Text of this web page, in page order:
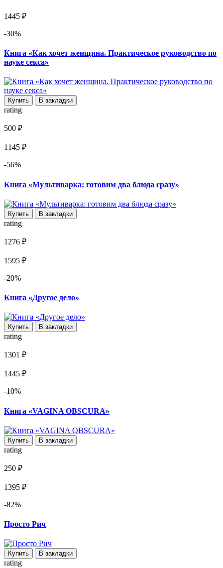
1445 ₽
-30%
Книга «Как хочет женщина. Практическое руководство по
науке секса»
Купить В закладки
rating
500 ₽
1145 ₽
-56%
Книга «Мультиварка: готовим два блюда сразу»
Купить В закладки
rating
1276 ₽
1595 ₽
-20%
Книга «Другое дело»
Купить В закладки
rating
1301 ₽
1445 ₽
-10%
Книга «VAGINA OBSCURA»
Купить В закладки
rating
250 ₽
1395 ₽
-82%
Просто Рич
Купить В закладки
rating